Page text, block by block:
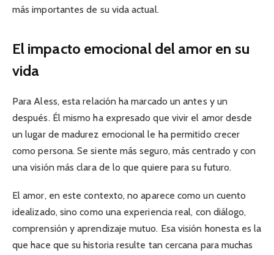
más importantes de su vida actual.
El impacto emocional del amor en su
vida
Para Aless, esta relación ha marcado un antes y un
después. Él mismo ha expresado que vivir el amor desde
un lugar de madurez emocional le ha permitido crecer
como persona. Se siente más seguro, más centrado y con
una visión más clara de lo que quiere para su futuro.
El amor, en este contexto, no aparece como un cuento
idealizado, sino como una experiencia real, con diálogo,
comprensión y aprendizaje mutuo. Esa visión honesta es la
que hace que su historia resulte tan cercana para muchas